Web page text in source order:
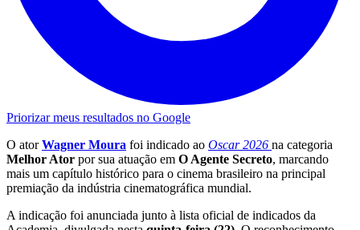
Priorizar meus resultados no Google
O atorWagner Moura foi indicado ao Oscar 2026 na categoria
Melhor Ator por sua atuação em O Agente Secreto, marcando
mais um capítulo histórico para o cinema brasileiro na principal
premiação da indústria cinematográfica mundial.
A indicação foi anunciada junto à lista oficial de indicados da